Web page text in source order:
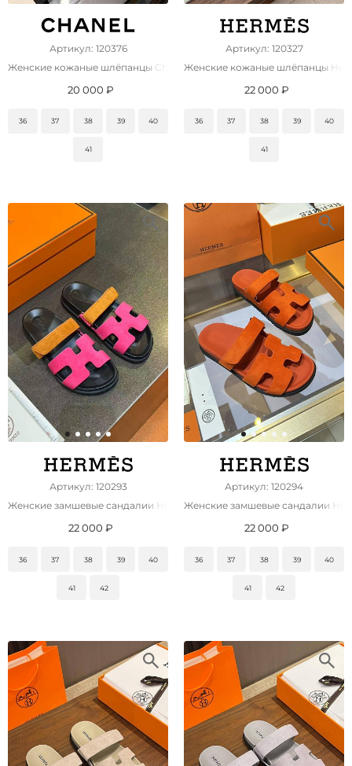
Артикул: 120376
Женские кожаные шлёпанцы Chanel premium
20 000 ₽
36 37 38 39 40
41
Артикул: 120327
Женские кожаные шлёпанцы
22 000 ₽
36 37 38 39 40
41
Артикул: 120293
Женские замшевые сандалии Hermes Chypre premium
22 000 ₽
36 37 38 39 40
41 42
Артикул: 120294
Женские замшевые сандалии
22 000 ₽
36 37 38 39 40
41 42